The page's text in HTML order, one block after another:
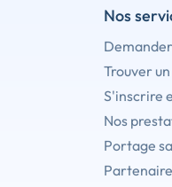
Nos
Trouver
S'inscrire
Nos
Portage